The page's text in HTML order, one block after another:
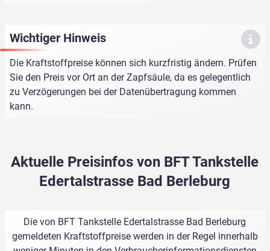
Wichtiger Hinweis
Die Kraftstoffpreise können sich kurzfristig ändern. Prüfen
Sie den Preis vor Ort an der Zapfsäule, da es gelegentlich
zu Verzögerungen bei der Datenübertragung kommen
kann.
Aktuelle Preisinfos von BFT Tankstelle
Edertalstrasse Bad Berleburg
Die von BFT Tankstelle Edertalstrasse Bad Berleburg
gemeldeten Kraftstoffpreise werden in der Regel innerhalb